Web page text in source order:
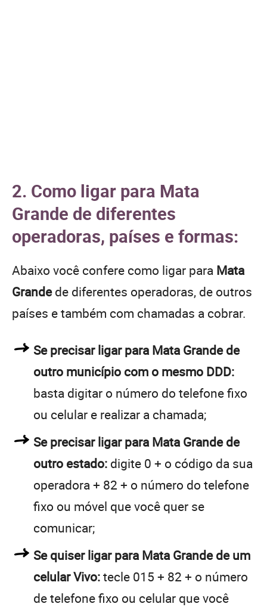
2. Como ligar para Mata
Grande de diferentes
operadoras, países e formas:
Abaixo você confere como ligar para Mata
Grandede diferentes operadoras, de outros
países e também com chamadas a cobrar.
Se precisar ligar para Mata Grande de
outro município com o mesmo DDD:
basta digitar o número do telefone fixo
ou celular e realizar a chamada;
Se precisar ligar para Mata Grande de
outro estado: digite 0 + o código da sua
operadora + 82 + o número do telefone
fixo ou móvel que você quer se
comunicar;
Se quiser ligar para Mata Grande de um
celular Vivo:tecle 015 + 82 + o número
de telefone fixo ou celular que você